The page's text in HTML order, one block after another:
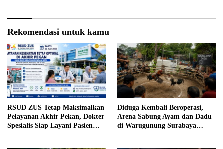
Rekomendasi untuk kamu
RSUD ZUS Tetap Maksimalkan
Pelayanan Akhir Pekan, Dokter
Spesialis Siap Layani Pasien
Diduga Kembali Beroperasi,
Arena Sabung Ayam dan Dadu
di Warugunung Surabaya